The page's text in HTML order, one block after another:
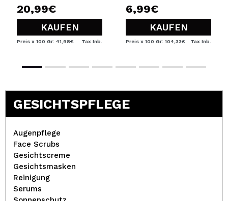
20,99€
KAUFEN
Preis x 100 Gr: 41,98€ Tax Inb.
6,99€
KAUFEN
Preis x 100 Gr: 104,33€ Tax Inb.
GESICHTSPFLEGE
Augenpflege
Face Scrubs
Gesichtscreme
Gesichtsmasken
Reinigung
Serums